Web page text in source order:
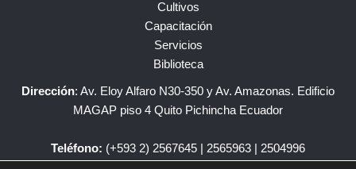
Cultivos
Capacitación
Servicios
Biblioteca
Dirección: Av. Eloy Alfaro N30-350 y Av. Amazonas. Edificio
MAGAP piso 4 Quito Pichincha Ecuador
Teléfono: (+593 2) 2567645 | 2565963 | 2504996